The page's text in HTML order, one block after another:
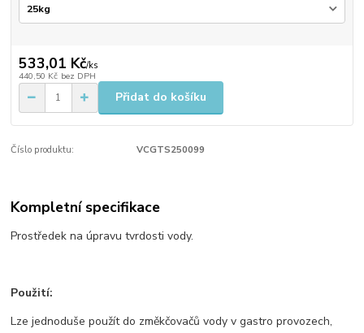
533,01 Kč/ks
440,50 Kč bez DPH
Přidat do košíku
Číslo produktu: VCGTS250099
Kompletní specifikace
Prostředek na úpravu tvrdosti vody.
Použití:
Lze jednoduše použít do změkčovačů vody v gastro provozech,